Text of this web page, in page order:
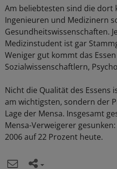
Am beliebtesten sind die dort
Ingenieuren und Medizinern
Gesundheitswissenschaften.
Medizinstudent ist gar
Weniger gut kommt das
Sozialwissenschaftlern,
Nicht die Qualität des Essens
am wichtigsten, sondern der
Lage der Mensa. Insgesamt
Mensa-Verweigerer
2006 auf 22 Prozent heute.